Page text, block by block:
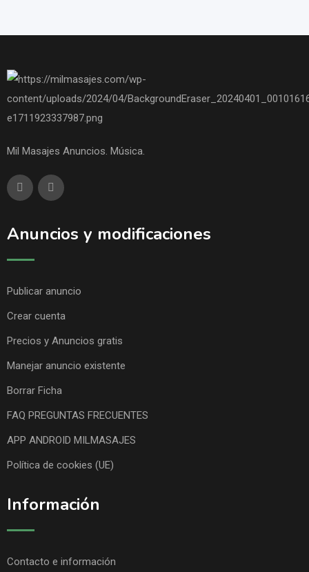
Mil Masajes Anuncios. Música.
Anuncios y modificaciones
Publicar anuncio
Crear cuenta
Precios y Anuncios gratis
Manejar anuncio existente
Borrar Ficha
FAQ PREGUNTAS FRECUENTES
APP ANDROID MILMASAJES
Política de cookies (UE)
Información
Contacto e información